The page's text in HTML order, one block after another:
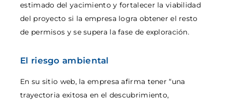
estimado del yacimiento y fortalecer la viabilidad
del proyecto si la empresa logra obtener el resto
de permisos y se supera la fase de exploración.
El riesgo ambiental
En su sitio web, la empresa afirma tener “una
trayectoria exitosa en el descubrimiento,